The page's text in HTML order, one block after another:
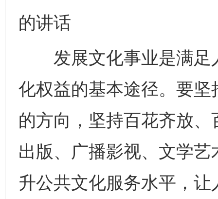
的讲话
发展文化事业是满足
化权益的基本途径。要
的方向，坚持百花齐放
出版、广播影视、文学
升公共文化服务水平，